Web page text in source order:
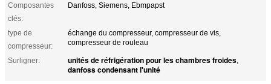
Composantes
clés:
Danfoss, Siemens, Ebmpapst
type de
compresseur:
échange du compresseur, compresseur de vis,
compresseur de rouleau
Surligner: unités de réfrigération pour les chambres froides,
danfoss condensant l'unité